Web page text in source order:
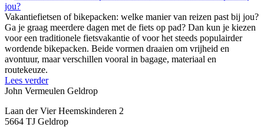
Vakantiefietsen of bikepacken: welke manier van reizen past bij jou?
Ga je graag meerdere dagen met de fiets op pad? Dan kun je kiezen
voor een traditionele fietsvakantie of voor het steeds populairder
wordende bikepacken. Beide vormen draaien om vrijheid en
avontuur, maar verschillen vooral in bagage, materiaal en
routekeuze.
Lees verder
John Vermeulen Geldrop
Laan der Vier Heemskinderen 2
5664 TJ Geldrop